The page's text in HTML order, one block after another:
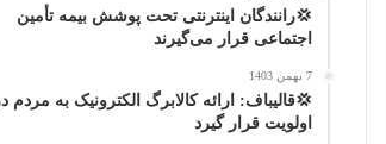
ا
💢رانندگان اینترنتی تحت پوشش بیمه تأمین
اجتماعی قرار می‌گیرند
7 بهمن 1403
💢قالیباف: ارائه کالابرگ الکترونیک به مردم
اولویت قرار گیرد